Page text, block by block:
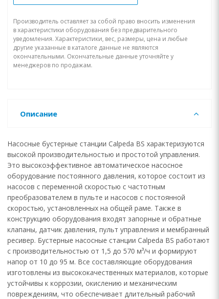
Производитель оставляет за собой право вносить изменения
в характеристики оборудования без предварительного
уведомления. Характеристики, вес, размеры, цена и любые
другие указанные в каталоге данные не являются
окончательными. Окончательные данные уточняйте у
менеджеров по продажам.
Описание
Насосные бустерные станции Calpeda BS характеризуются
высокой производительностью и простотой управления.
Это высокоэффективное автоматическое насосное
оборудование постоянного давления, которое состоит из
насосов с переменной скоростью с частотным
преобразователем в пульте и насосов с постоянной
скоростью, установленных на общей раме. Также в
конструкцию оборудования входят запорные и обратные
клапаны, датчик давления, пульт управления и мембранный
ресивер. Бустерные насосные станции Calpeda BS работают
с производительностью от 1,5 до 570 м³/ч и формируют
напор от 10 до 95 м. Все составляющие оборудования
изготовлены из высококачественных материалов, которые
устойчивы к коррозии, окислению и механическим
повреждениям, что обеспечивает длительный рабочий